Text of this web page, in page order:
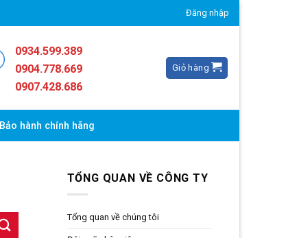
Đăng nhập
0934.599.389
0904.778.669
0907.428.686
Giỏ hàng
Bảo hành chính hãng
TỔNG QUAN VỀ CÔNG TY
Tổng quan về chúng tôi